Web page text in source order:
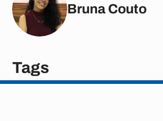
Bruna Couto
Tags